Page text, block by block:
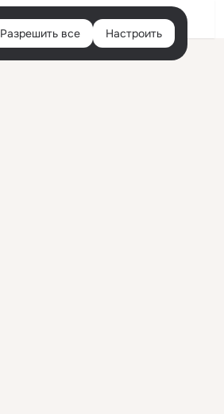
Войти
Разрешить все Настроить